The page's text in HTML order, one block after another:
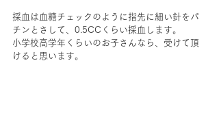
採血は血糖チェックのように指先に細い針をパ
チンとさして、0.5CCくらい採血します。
小学校高学年くらいのお子さんなら、受けて頂
けると思います。